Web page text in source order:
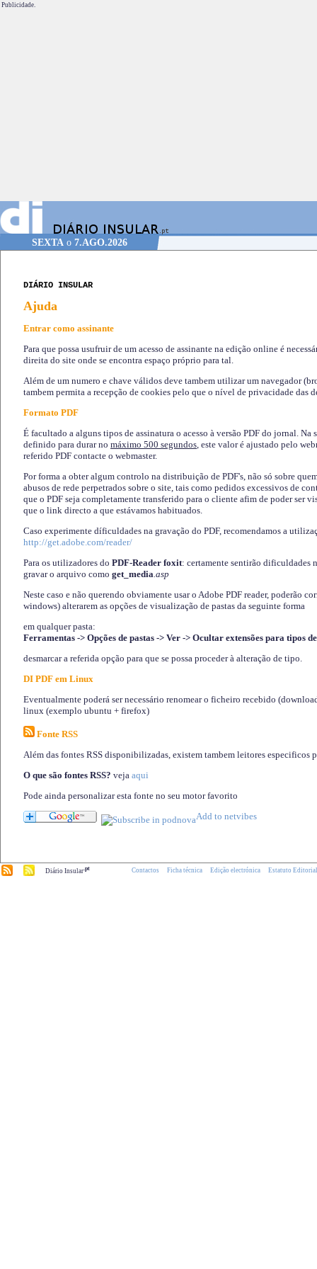
Publicidade.
SEXTA o 7.AGO.2026
DIÁRIO INSULAR
Ajuda
Entrar como assinante
Para que possa usufruir de um acesso de assinante na edição online é
direita do site onde se encontra espaço próprio para tal.
Além de um numero e chave válidos deve tambem utilizar um navegador
tambem permita a recepção de cookies pelo que o nível de privacidade das
Formato PDF
É facultado a alguns tipos de assinatura o acesso à versão PDF do jornal. Na
definido para durar no máximo 500 segundos, este valor é ajustado pelo
referido PDF contacte o webmaster.
Por forma a obter algum controlo na distribuição de PDF's, não só sobre
abusos de rede perpetrados sobre o site, tais como pedidos excessivos de
que o PDF seja completamente transferido para o cliente afim de poder ser
que o link directo a que estávamos habituados.
Caso experimente díficuldades na gravação do PDF, recomendamos a
http://get.adobe.com/reader/
Para os utilizadores do PDF-Reader foxit: certamente sentirão dificuldades
gravar o arquivo como get_media.asp
Neste caso e não querendo obviamente usar o Adobe PDF reader, poderão
windows) alterarem as opções de visualização de pastas da seguinte forma
em qualquer pasta:
Ferramentas -> Opções de pastas -> Ver -> Ocultar extensões para tipos
desmarcar a referida opção para que se possa proceder à alteração de tipo.
DI PDF em Linux
Eventualmente poderá ser necessário renomear o ficheiro recebido
linux (exemplo ubuntu + firefox)
Fonte RSS
Além das fontes RSS disponibilizadas, existem tambem leitores especificos
O que são fontes RSS? veja aqui
Pode ainda personalizar esta fonte no seu motor favorito
Diário Insular.pt Contactos Ficha técnica Edição electrónica Estatuto Editorial